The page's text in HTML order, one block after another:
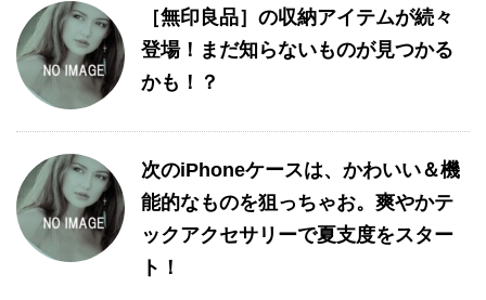
［無印良品］の収納アイテムが続々
登場！まだ知らないものが見つかる
かも！？
次のiPhoneケースは、かわいい＆機
能的なものを狙っちゃお。爽やかテ
ックアクセサリーで夏支度をスター
ト！